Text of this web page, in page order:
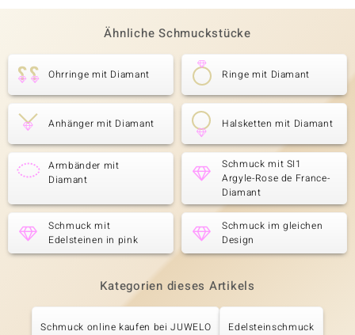
Ähnliche Schmuckstücke
Ohrringe mit Diamant Ringe mit Diamant
Anhänger mit Diamant Halsketten mit Diamant
Armbänder mit
Diamant
Schmuck mit SI1
Argyle-Rose de France-
Diamant
Schmuck mit
Edelsteinen in pink
Schmuck im gleichen
Design
Kategorien dieses Artikels
Schmuck online kaufen bei JUWELO Edelsteinschmuck